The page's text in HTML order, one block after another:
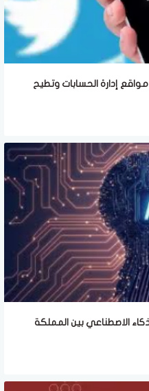
إدارة الحسابات وتطيح
الاصطناعي بين المملكة